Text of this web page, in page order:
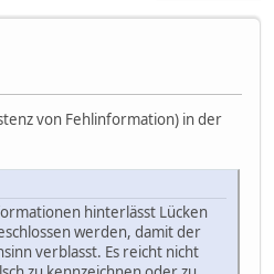
von Fehlinformation) in der
hinterlässt Lücken
werden, damit der
verblasst. Es reicht nicht